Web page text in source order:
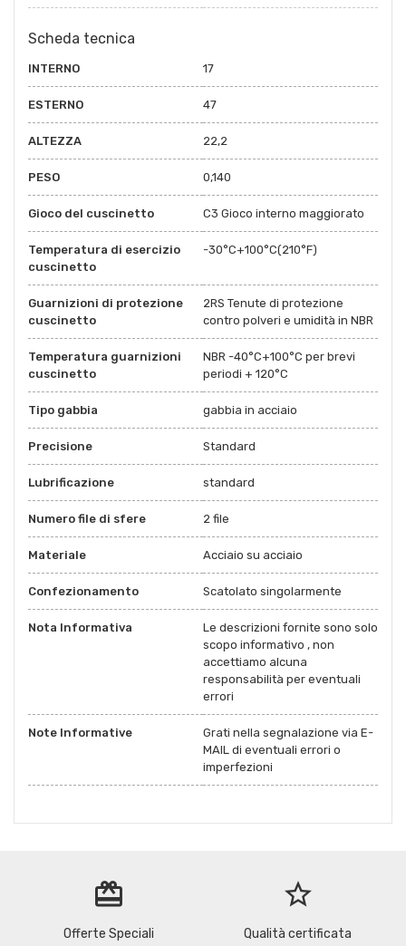
Scheda tecnica
INTERNO 17
ESTERNO 47
ALTEZZA 22,2
PESO 0,140
Gioco del cuscinetto C3 Gioco interno maggiorato
Temperatura di esercizio
cuscinetto
-30°C+100°C(210°F)
Guarnizioni di protezione
cuscinetto
2RS Tenute di protezione
contro polveri e umidità in NBR
Temperatura guarnizioni
cuscinetto
NBR -40°C+100°C per brevi
periodi + 120°C
Tipo gabbia gabbia in acciaio
Precisione Standard
Lubrificazione standard
Numero file di sfere 2 file
Materiale Acciaio su acciaio
Confezionamento Scatolato singolarmente
Nota Informativa
Le descrizioni fornite sono solo
scopo informativo , non
accettiamo alcuna
responsabilità per eventuali
errori
Note Informative
Grati nella segnalazione via E-
MAIL di eventuali errori o
imperfezioni
redeem
Offerte Speciali
star_border
Qualità certificata